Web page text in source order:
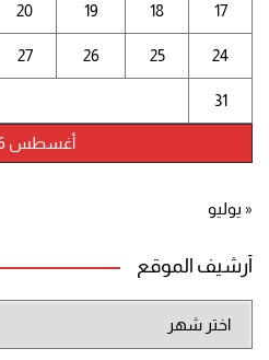
أغسطس 2026
17
18
19
20
24
25
26
27
31
« يوليو
أرشيف الموقع
الموقع